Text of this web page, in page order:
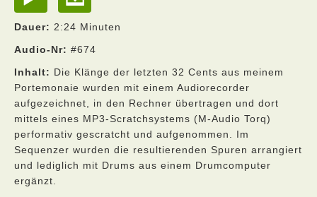
Dauer: 2:24 Minuten
Audio-Nr: #674
Inhalt: Die Klänge der letzten 32 Cents aus meinem
Portemonaie wurden mit einem Audiorecorder
aufgezeichnet, in den Rechner übertragen und dort
mittels eines MP3-Scratchsystems (M-Audio Torq)
performativ gescratcht und aufgenommen. Im
Sequenzer wurden die resultierenden Spuren arrangiert
und lediglich mit Drums aus einem Drumcomputer
ergänzt.